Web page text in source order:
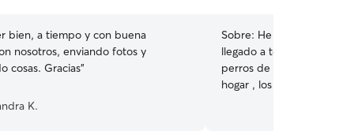
bien, a tiempo y con buena
nosotros, enviando fotos y
comentando cosas. Gracias”
K.
Sobre: He cuidado
llegado a tener 10
perros de protectoras
hogar , los animales son